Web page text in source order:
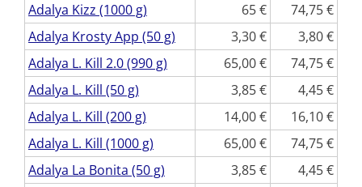
Adalya Kizz (1000 g)
65
74,75
Adalya Krosty App (50 g)
3,30
3,80
Adalya L. Kill 2.0 (990 g)
65,00
74,75
Adalya L. Kill (50 g)
3,85
4,45
Adalya L. Kill (200 g)
14,00
16,10
Adalya L. Kill (1000 g)
65,00
74,75
Adalya La Bonita (50 g)
3,85
4,45